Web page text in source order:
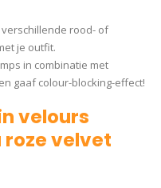
verschillende rood- of
je outfit.
in combinatie met
gaaf colour-blocking-effect!
velours
roze velvet